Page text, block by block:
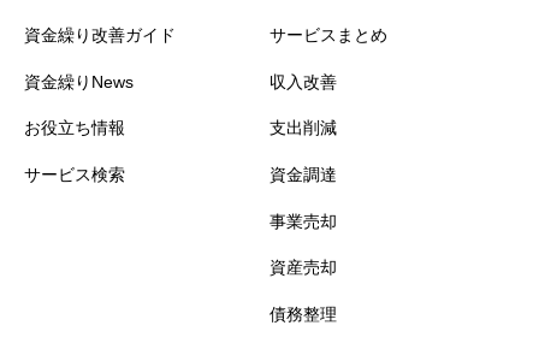
資金繰り改善ガイド
資金繰りNews
お役立ち情報
サービス検索
サービスまとめ
収入改善
支出削減
資金調達
事業売却
資産売却
債務整理